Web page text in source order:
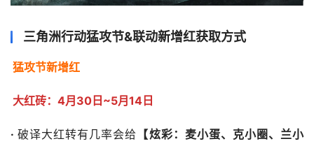
三角洲行动猛攻节&联动新增红获取方式
猛攻节新增红
大红砖：4月30日~5月14日
· 破译大红转有几率会给
【炫彩：麦小蛋、克小圈、兰小